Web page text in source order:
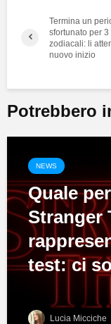
Termina un
sfortunato per 3
zodiacali: li
nuovo inizio
Potrebbero
NEWS
Quale
Stranger
test: ci
Lucia Micciche